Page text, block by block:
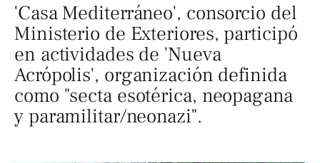
'Casa Mediterráneo', consorcio del
Ministerio de Exteriores, participó
en actividades de 'Nueva
Acrópolis', organización definida
como "secta esotérica, neopagana
y paramilitar/neonazi".